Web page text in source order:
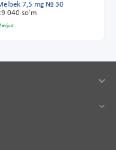
7,5 mg № 30
040 so'm